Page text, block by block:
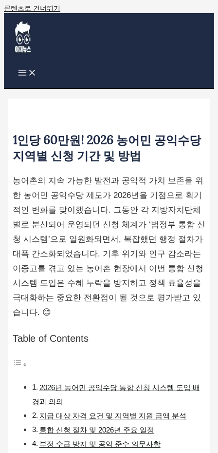
콘텐츠로 건너뛰기
1인당 60만원! 2026 농어민 공익수당
지역별 신청 기간 및 방법
농어촌의 지속 가능한 발전과 공익적 가치 보존을 위
한 농어민 공익수당 제도가 2026년을 기점으로 획기
적인 변화를 맞이했습니다. 그동안 각 지방자치단체
별로 분산되어 운영되던 신청 체계가 ‘범정부 통합 신
청 시스템’으로 일원화되면서, 복잡했던 행정 절차가
대폭 간소화되었습니다. 기후 위기와 인구 감소라는
이중고를 겪고 있는 농어촌 현장에서 이번 통합 신청
시스템 도입은 수혜 누락을 방지하고 정책 효율성을
극대화하는 중요한 전환점이 될 것으로 평가받고 있
습니다. 😊
Table of Contents
2026년 농어민 공익수당 통합 신청 시스템 도입 배
경과 의의
지급 대상 자격 요건 및 지역별 지원 금액 분석
통합 신청 절차 및 2026년 주요 일정
부정 수급 방지 및 공익 준수 의무사항